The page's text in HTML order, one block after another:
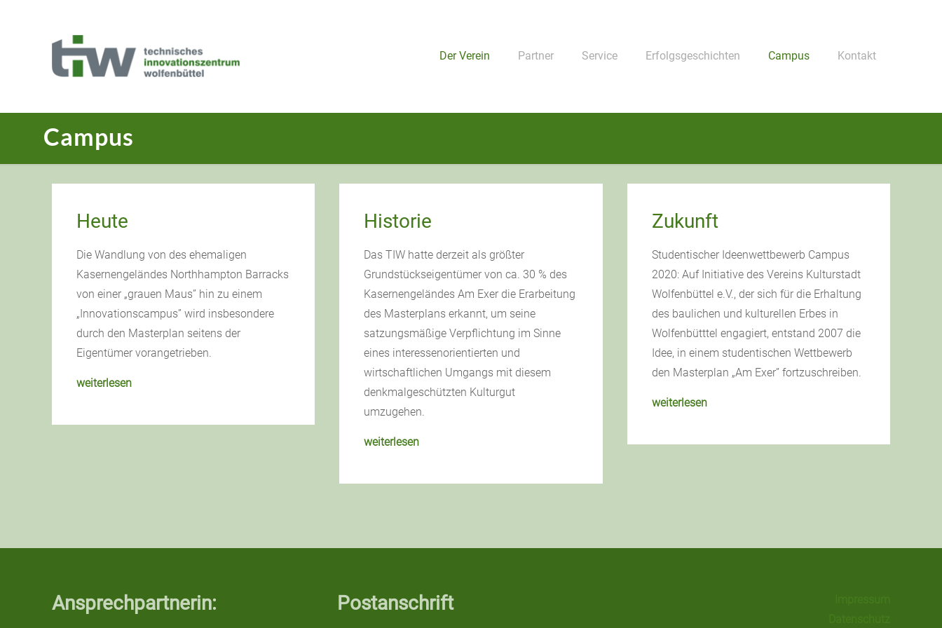
Der Verein Partner Service Erfolgsgeschichten Campus Kontakt
Campus
Heute
Die Wandlung von des ehemaligen
Kasernengeländes Northhampton Barracks
von einer „grauen Maus” hin zu einem
„Innovationscampus” wird insbesondere
durch den Masterplan seitens der
Eigentümer vorangetrieben.
weiterlesen
Historie
Das TIW hatte derzeit als größter
Grundstückseigentümer von ca. 30 % des
Kasernengeländes Am Exer die Erarbeitung
des Masterplans erkannt, um seine
satzungsmäßige Verpflichtung im Sinne
eines interessenorientierten und
wirtschaftlichen Umgangs mit diesem
denkmalgeschützten Kulturgut
umzugehen.
weiterlesen
Zukunft
Studentischer Ideenwettbewerb Campus
2020: Auf Initiative des Vereins Kulturstadt
Wolfenbüttel e.V., der sich für die Erhaltung
des baulichen und kulturellen Erbes in
Wolfenbütttel engagiert, entstand 2007 die
Idee, in einem studentischen Wettbewerb
den Masterplan „Am Exer” fortzuschreiben.
weiterlesen
Ansprechpartnerin: Postanschrift